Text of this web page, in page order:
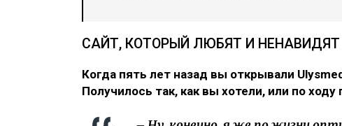
САЙТ, КОТОРЫЙ ЛЮБЯТ И НЕНАВИДЯТ
Когда пять лет назад вы открывали
Получилось так, как вы хотели, или по